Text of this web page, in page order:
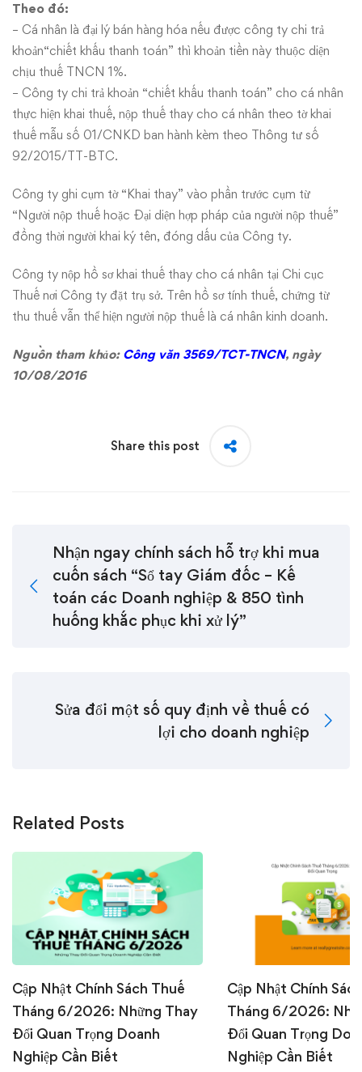
Theo đó:
– Cá nhân là đại lý bán hàng hóa nếu được công ty chi trả
khoản“chiết khấu thanh toán” thì khoản tiền này thuộc diện
chịu thuế TNCN 1%.
– Công ty chi trả khoản “chiết khấu thanh toán” cho cá nhân
thực hiện khai thuế, nộp thuế thay cho cá nhân theo tờ khai
thuế mẫu số 01/CNKD ban hành kèm theo Thông tư số
92/2015/TT-BTC.
Công ty ghi cụm tờ “Khai thay” vào phần trước cụm từ
“Người nộp thuế hoặc Đại diện hợp pháp của người nộp thuế”
đồng thời người khai ký tên, đóng dấu của Công ty.
Công ty nộp hồ sơ khai thuế thay cho cá nhân tại Chi cục
Thuế nơi Công ty đặt trụ sở. Trên hồ sơ tính thuế, chứng từ
thu thuế vẫn thể hiện người nộp thuế là cá nhân kinh doanh.
Nguồn tham khảo: Công văn 3569/TCT-TNCN, ngày
10/08/2016
Share this post
Nhận ngay chính sách hỗ trợ khi mua
cuốn sách “Sổ tay Giám đốc – Kế
toán các Doanh nghiệp & 850 tình
huống khắc phục khi xử lý”
Sửa đổi một số quy định về thuế có
lợi cho doanh nghiệp
Related Posts
Cập Nhật Chính Sách Thuế
Tháng 6/2026: Những Thay
Đổi Quan Trọng Doanh
Nghiệp Cần Biết
Cập Nhật Chính
Tháng 6/2026:
Đổi Quan Trọng
Nghiệp Cần Biết